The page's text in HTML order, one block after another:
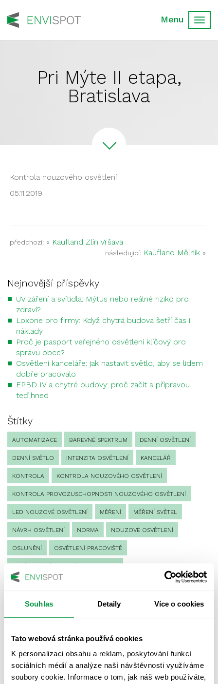
Souhlas Detaily Více o cookies
Tato webová stránka používá cookies
K personalizaci obsahu a reklam, poskytování funkcí
sociálních médií a analýze naší návštěvnosti využíváme
soubory cookie. Informace o tom, jak náš web používáte,
Pri Mýte II etapa,
Bratislava
Kontrola nouzového osvětlení
05.11.2019
předchozí: « Kaufland Zlín Vršava
následující: Kaufland Mělník »
Nejnovější příspěvky
UV záření a svítidla: Mýtus nebo reálné riziko pro
zdraví?
Loxone pro firmy: Když chytrá budova šetří čas i
náklady
Proč je pasport veřejného osvětlení klíčový pro
správu obce?
Osvětlení kanceláře: jak nastavit světlo, aby se lidem
dobře pracovalo
EPBD IV a chytré budovy: proč začít s přípravou
teď hned
Štítky
AUTOMATIZACE BAREVNÉ SPEKTRUM DENNÍ OSVĚTLENÍ
DENNÍ SVĚTLO INTENZITA OSVĚTLENÍ KANCELÁŘ
KONTROLA KONTROLA NOUZOVÉHO OSVĚTLENÍ
KONTROLA PROVOZUSCHOPNOSTI NOUZOVÉHO OSVĚTLENÍ
LED NOUZOVÉ OSVĚTLENÍ MĚŘENÍ MĚŘENÍ SVĚTEL
NÁVRH OSVĚTLENÍ NORMA NOUZOVÉ OSVĚTLENÍ
OSLUNĚNÍ OSVĚTLENÍ PRACOVIŠTĚ
OSVĚTLENÍ SPORTOVIŠŤ
PROTIPANICKÉ OSVĚTLENÍ
PROVOZNÍ DENÍK NOUZOVÉHO OSVĚTLENÍ
REVIZE NOUZOVÉHO OSVĚTLENÍ ŘÍZENÍ
UMĚLÉ OSVĚTLENÍ VEŘEJNÉ OSVĚTLENÍ
VÝPOČET OSVĚTLENÍ VÝPOČET ZASTÍNĚNÍ